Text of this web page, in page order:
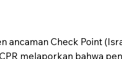
ancaman Check Point
melaporkan bahwa